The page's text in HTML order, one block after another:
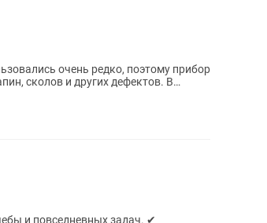
очень редко, поэтому прибор
сколов и других дефектов. В
и повседневных задач. ✔